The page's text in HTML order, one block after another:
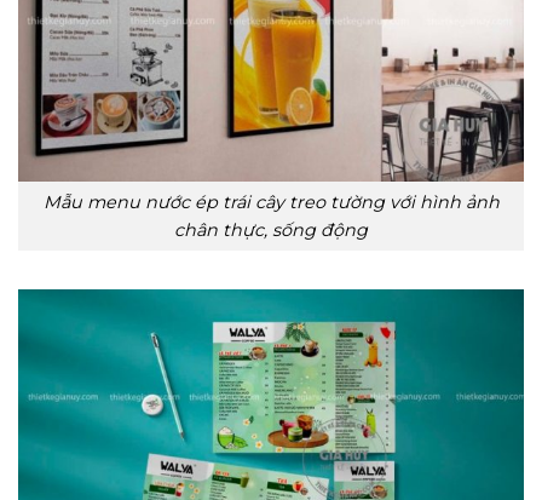
Mẫu menu nước ép trái cây treo tường với hình ảnh
chân thực, sống động